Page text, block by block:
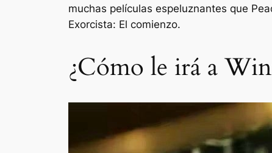
muchas películas espeluznantes que
Exorcista: El comienzo.
¿Cómo le irá a